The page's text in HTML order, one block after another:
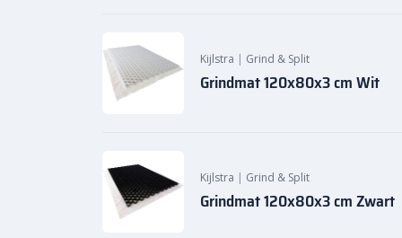
Kijlstra | Grind & Split
Grindmat 120x80x3 cm Wit
Kijlstra | Grind & Split
Grindmat 120x80x3 cm Zwart